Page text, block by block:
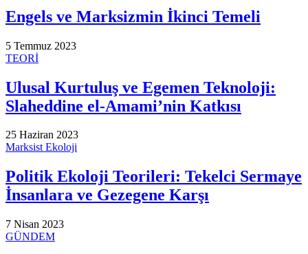
Engels ve Marksizmin İkinci Temeli
5 Temmuz 2023
TEORİ
Ulusal Kurtuluş ve Egemen Teknoloji:
Slaheddine el-Amami’nin Katkısı
25 Haziran 2023
Marksist Ekoloji
Politik Ekoloji Teorileri: Tekelci Sermaye
İnsanlara ve Gezegene Karşı
7 Nisan 2023
GÜNDEM